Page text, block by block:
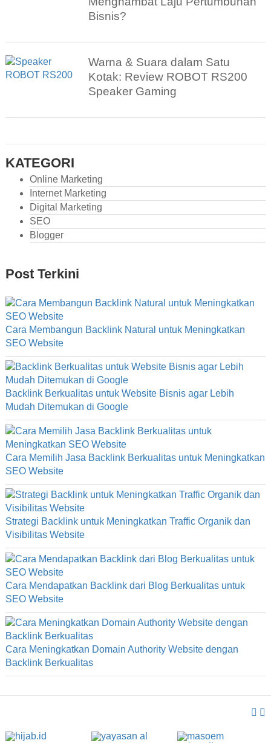
Bisnis?
Warna & Suara dalam Satu
Kotak: Review ROBOT RS200
Speaker Gaming
KATEGORI
Online Marketing
Internet Marketing
Digital Marketing
SEO
Blogger
Post Terkini
Cara Membangun Backlink Natural untuk Meningkatkan
SEO Website
Backlink Berkualitas untuk Website Bisnis agar Lebih
Mudah Ditemukan di Google
Cara Memilih Jasa Backlink Berkualitas untuk Meningkatkan
SEO Website
Strategi Backlink untuk Meningkatkan Traffic Organik dan
Visibilitas Website
Cara Mendapatkan Backlink dari Blog Berkualitas untuk
SEO Website
Cara Meningkatkan Domain Authority Website dengan
Backlink Berkualitas